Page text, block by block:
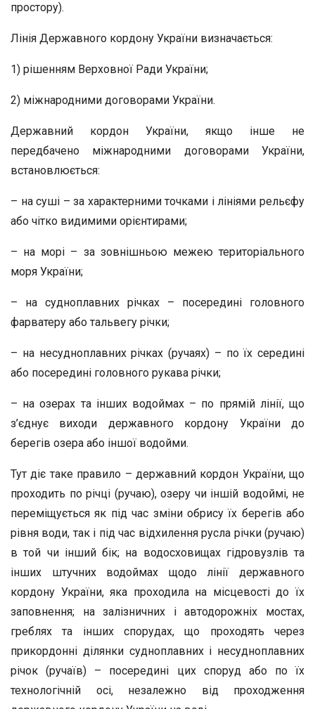
простору).
Лінія Державного кордону України визначається:
1) рішенням Верховної Ради України;
2) міжнародними договорами України.
Державний кордон України, якщо інше не
передбачено міжнародними договорами України,
встановлюється:
– на суші – за характерними точками і лініями рельєфу
або чітко видимими орієнтирами;
– на морі – за зовнішньою межею територіального
моря України;
– на судноплавних річках – посередині головного
фарватеру або тальвегу річки;
– на несудноплавних річках (ручаях) – по їх середині
або посередині головного рукава річки;
– на озерах та інших водоймах – по прямій лінії, що
з’єднує виходи державного кордону України до
берегів озера або іншої водойми.
Тут діє таке правило – державний кордон України, що
проходить по річці (ручаю), озеру чи іншій водоймі, не
переміщується як під час зміни обрису їх берегів або
рівня води, так і під час відхилення русла річки (ручаю)
в той чи інший бік; на водосховищах гідровузлів та
інших штучних водоймах щодо лінії державного
кордону України, яка проходила на місцевості до їх
заповнення; на залізничних і автодорожніх мостах,
греблях та інших спорудах, що проходять через
прикордонні ділянки судноплавних і несудноплавних
річок (ручаїв) – посередині цих споруд або по їх
технологічній осі, незалежно від проходження